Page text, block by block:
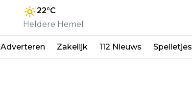
22°C
Heldere Hemel
Adverteren Zakelijk 112 Nieuws Spelletjes